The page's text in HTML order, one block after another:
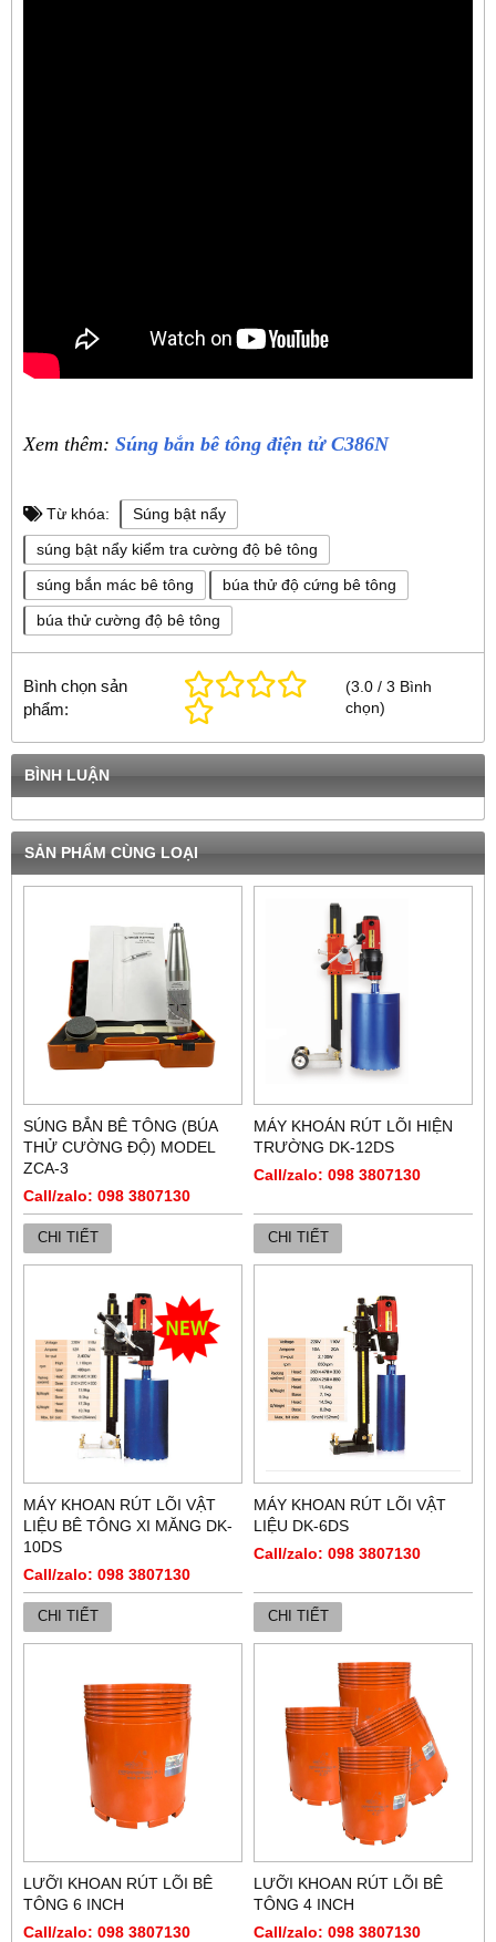
Xem thêm: Súng bắn bê tông điện tử C386N
Từ khóa:
Súng bật nẩy
súng bật nẩy kiểm tra cường độ bê tông
súng bắn mác bê tông
búa thử độ cứng bê tông
búa thử cường độ bê tông
Bình chọn sản
phẩm:
(3.0 /3 Bình
chọn)
BÌNH LUẬN
SẢN PHẨM CÙNG LOẠI
SÚNG BẮN BÊ TÔNG (BÚA
THỬ CƯỜNG ĐỘ) MODEL
ZCA-3
Call/zalo: 098 3807130
CHI TIẾT
MÁY KHOÁN RÚT LÕI HIỆN
TRƯỜNG DK-12DS
Call/zalo: 098 3807130
CHI TIẾT
MÁY KHOAN RÚT LÕI VẬT
LIỆU BÊ TÔNG XI MĂNG DK-
10DS
Call/zalo: 098 3807130
CHI TIẾT
MÁY KHOAN RÚT LÕI VẬT
LIỆU DK-6DS
Call/zalo: 098 3807130
CHI TIẾT
LƯỠI KHOAN RÚT LÕI BÊ
TÔNG 6 INCH
Call/zalo: 098 3807130
LƯỠI KHOAN RÚT LÕI BÊ
TÔNG 4 INCH
Call/zalo: 098 3807130